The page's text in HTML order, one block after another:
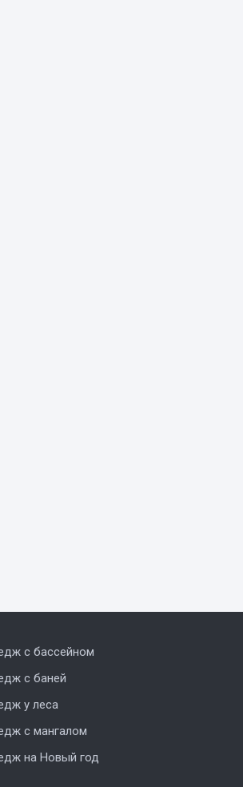
с бассейном
с баней
у леса
с мангалом
на Новый год